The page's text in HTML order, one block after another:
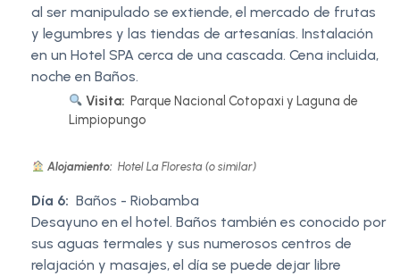
al ser manipulado se extiende, el mercado de frutas
y legumbres y las tiendas de artesanías. Instalación
en un Hotel SPA cerca de una cascada. Cena incluida,
noche en Baños.
Visita: Parque Nacional Cotopaxi y Laguna de
Limpiopungo
Alojamiento: Hotel La Floresta (o similar)
Día 6: Baños - Riobamba
Desayuno en el hotel. Baños también es conocido por
sus aguas termales y sus numerosos centros de
relajación y masajes, el día se puede dejar libre